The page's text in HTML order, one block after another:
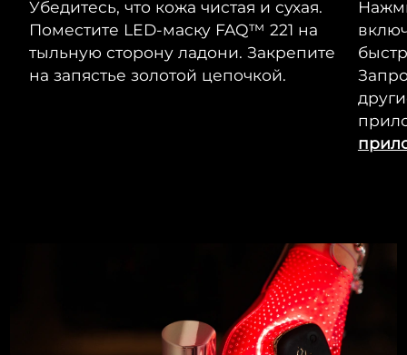
Убедитесь, что кожа чистая и сухая.
Поместите LED-маску FAQ™ 221 на
тыльную сторону ладони. Закрепите
на запястье золотой цепочкой.